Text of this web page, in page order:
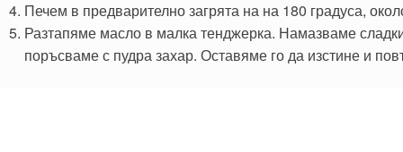
Печем в предварително загрята на на 180 градуса,
Разтапяме масло в малка тенджерка. Намазваме
поръсваме с пудра захар. Оставяме го да изстине и